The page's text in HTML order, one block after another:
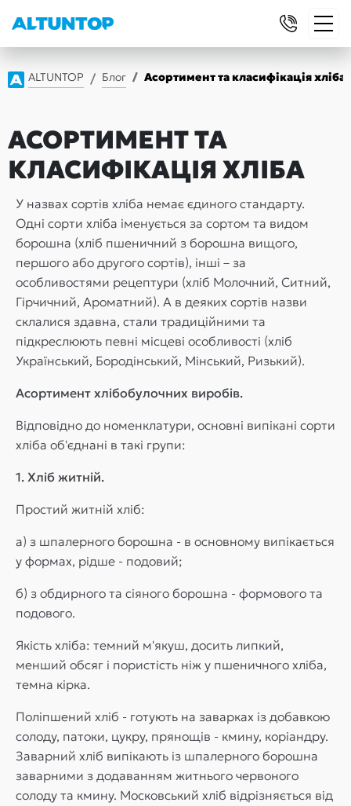
ALTUNTOP Блог Асортимент та класифікація хліба
АСОРТИМЕНТ ТА
КЛАСИФІКАЦІЯ ХЛІБА
У назвах сортів хліба немає єдиного стандарту.
Одні сорти хліба іменується за сортом та видом
борошна (хліб пшеничний з борошна вищого,
першого або другого сортів), інші – за
особливостями рецептури (хліб Молочний, Ситний,
Гірчичний, Ароматний). А в деяких сортів назви
склалися здавна, стали традиційними та
підкреслюють певні місцеві особливості (хліб
Український, Бородінський, Мінський, Ризький).
Асортимент хлібобулочних виробів.
Відповідно до номенклатури, основні випікані сорти
хліба об'єднані в такі групи:
1. Хліб житній.
Простий житній хліб:
а) з шпалерного борошна - в основному випікається
у формах, рідше - подовий;
б) з обдирного та сіяного борошна - формового та
подового.
Якість хліба: темний м'якуш, досить липкий,
менший обсяг і пористість ніж у пшеничного хліба,
темна кірка.
Поліпшений хліб - готують на заварках із добавкою
солоду, патоки, цукру, прянощів - кмину, коріандру.
Заварний хліб випікають із шпалерного борошна
заварними з додаванням житнього червоного
солоду та кмину. Московський хліб відрізняється від